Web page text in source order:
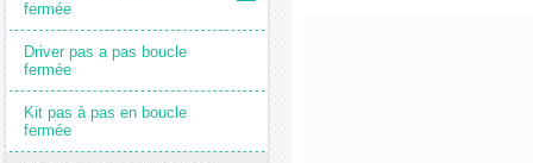
fermée
Driver pas a pas boucle
fermée
Kit pas à pas en boucle
fermée